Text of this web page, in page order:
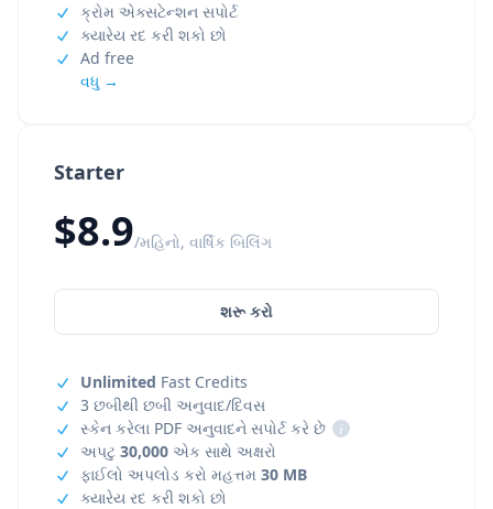
Starter
$8.9/મહિનો, વાર્ષિક બિલિંગ
શરૂ કરો
Unlimited Fast Credits
3 છબીથી છબી અનુવાદ/દિવસ
સ્કેન કરેલા PDF અનુવાદને સપોર્ટ કરે છે
i
અપટુ 30,000 એક સાથે અક્ષરો
ફાઈલો અપલોડ કરો મહત્તમ 30 MB
ક્યારેય રદ કરી શકો છો
ક્રોમ એક્સટેન્શન સપોર્ટ
ક્યારેય રદ કરી શકો છો
Ad free
વધુ →